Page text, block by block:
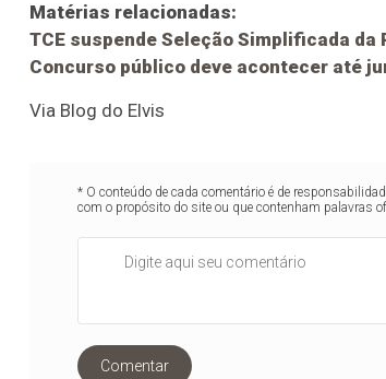
Matérias relacionadas:
TCE suspende Seleção Simplificada
Concurso público deve acontecer até
Via Blog do Elvis
* O conteúdo de cada comentário é de
com o propósito do site ou que contenham palavras
Comentar